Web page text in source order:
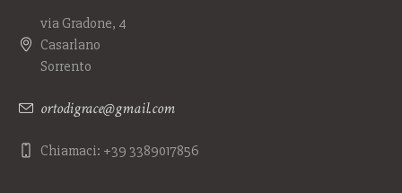
via Gradone, 4
Casarlano
Sorrento
ortodigrace@gmail.com
Chiamaci: +39 3389017856